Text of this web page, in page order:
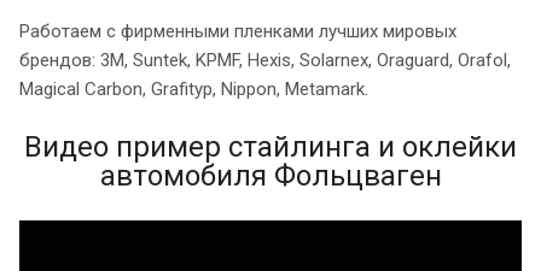
Работаем с фирменными пленками лучших мировых
брендов: 3M, Suntek, KPMF, Hexis, Solarnex, Oraguard, Orafol,
Magical Carbon, Grafityp, Nippon, Metamark.
Видео пример стайлинга и оклейки
автомобиля Фольцваген